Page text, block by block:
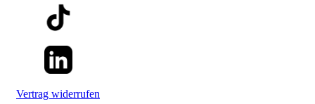
Vertrag widerrufen